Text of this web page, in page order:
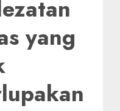
yang